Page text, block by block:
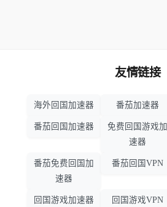
友情链接
海外回国加速器 番茄加速器
番茄回国加速器
免费回国游戏加
速器
番茄免费回国加
速器
番茄回国VPN
回国游戏加速器 回国游戏VPN